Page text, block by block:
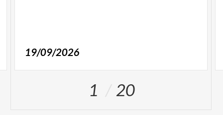
19/09/2026
1 20